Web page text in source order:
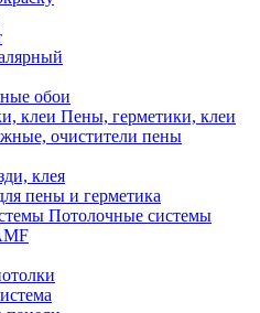
обои
Пены, герметики, клеи
очистители пены
клея
пены и герметика
Потолочные системы